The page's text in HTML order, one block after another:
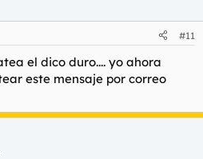
#11
el dico duro.... yo ahora
este mensaje por correo